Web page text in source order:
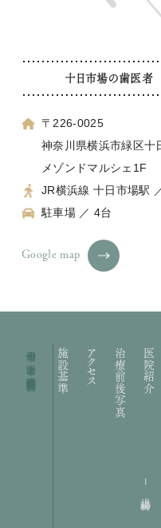
十日市場の歯医者
〒226-0025
神奈川県横浜市緑区十
メゾンドマルシェ1F
JR横浜線 十日市場駅
駐車場 ／ 4台
Google map
医院紹介
治療前後写真
アクセス
施設基準
十日市場の歯医者｜礒部歯科医院・矯正歯科